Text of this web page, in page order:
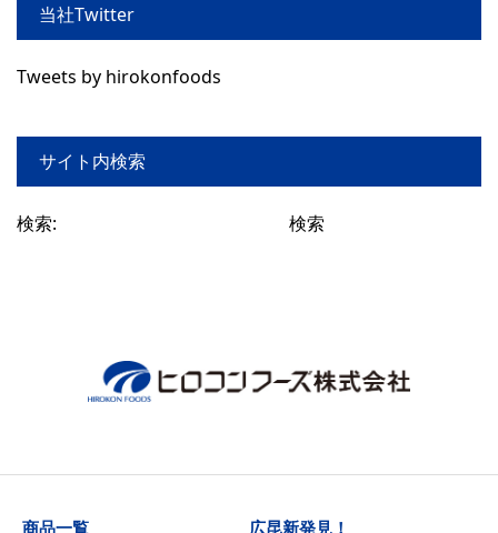
当社Twitter
Tweets by hirokonfoods
サイト内検索
検索:
商品一覧 広昆新発見！